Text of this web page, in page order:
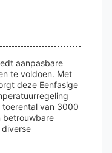
aanpasbare
te voldoen. Met
deze Eenfasige
toerental van 3000
betrouwbare